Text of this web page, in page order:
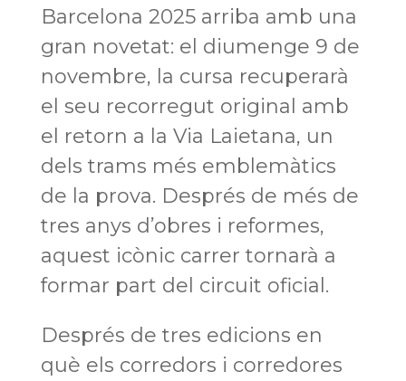
Barcelona 2025 arriba amb una
gran novetat: el diumenge 9 de
novembre, la cursa recuperarà
el seu recorregut original amb
el retorn a la Via Laietana, un
dels trams més emblemàtics
de la prova. Després de més de
tres anys d’obres i reformes,
aquest icònic carrer tornarà a
formar part del circuit oficial.
Després de tres edicions en
què els corredors i corredores